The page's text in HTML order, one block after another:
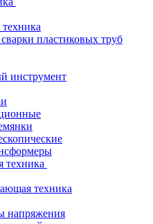
пластиковых труб
инструмент
техника
техника
напряжения